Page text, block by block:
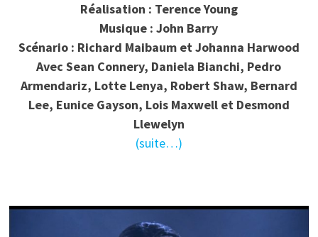
Réalisation : Terence Young
Musique : John Barry
Scénario : Richard Maibaum et Johanna Harwood
Avec Sean Connery, Daniela Bianchi, Pedro
Armendariz, Lotte Lenya, Robert Shaw, Bernard
Lee, Eunice Gayson, Lois Maxwell et Desmond
Llewelyn
(suite…)